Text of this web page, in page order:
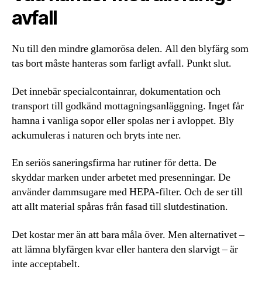
avfall
Nu till den mindre glamorösa delen. All den blyfärg som
tas bort måste hanteras som farligt avfall. Punkt slut.
Det innebär specialcontainrar, dokumentation och
transport till godkänd mottagningsanläggning. Inget får
hamna i vanliga sopor eller spolas ner i avloppet. Bly
ackumuleras i naturen och bryts inte ner.
En seriös saneringsfirma har rutiner för detta. De
skyddar marken under arbetet med presenningar. De
använder dammsugare med HEPA-filter. Och de ser till
att allt material spåras från fasad till slutdestination.
Det kostar mer än att bara måla över. Men alternativet –
att lämna blyfärgen kvar eller hantera den slarvigt – är
inte acceptabelt.